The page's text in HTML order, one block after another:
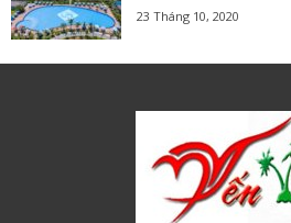
23 Tháng 10, 2020